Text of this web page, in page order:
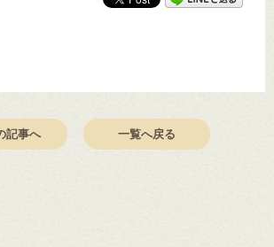
記事へ 一覧へ戻る